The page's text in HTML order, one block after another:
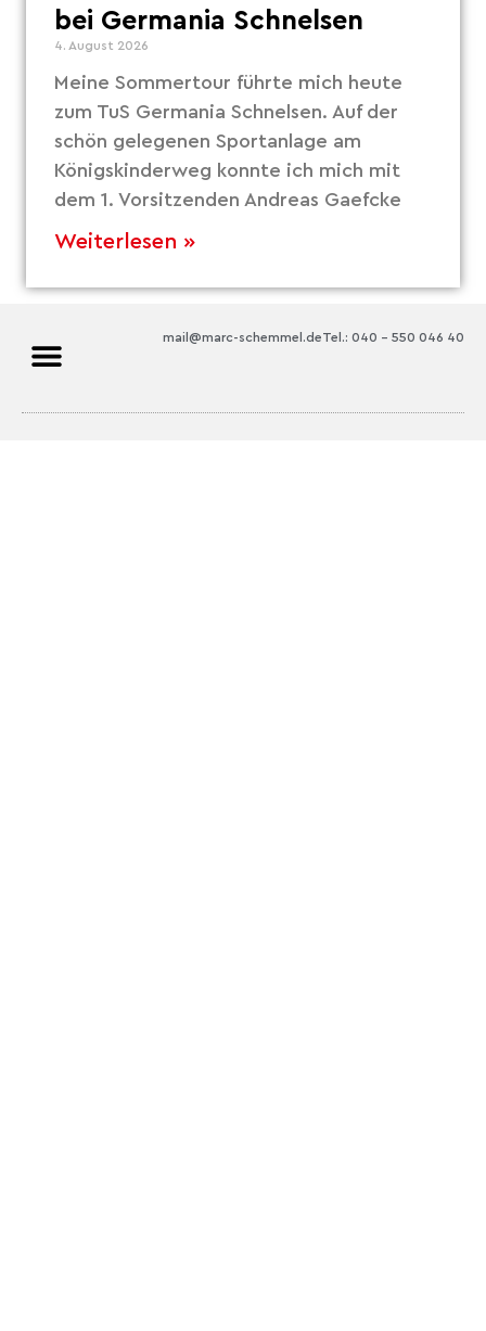
bei Germania Schnelsen
4. August 2026
Meine Sommertour führte mich heute
zum TuS Germania Schnelsen. Auf der
schön gelegenen Sportanlage am
Königskinderweg konnte ich mich mit
dem 1. Vorsitzenden Andreas Gaefcke
Weiterlesen »
Tel.: 040 – 550 046 40
mail@marc-schemmel.de